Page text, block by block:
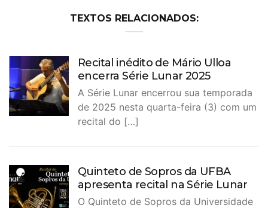
TEXTOS RELACIONADOS:
Recital inédito de Mário Ulloa
encerra Série Lunar 2025
A Série Lunar encerrou sua temporada
de 2025 nesta quarta-feira (3) com um
recital do […]
Quinteto de Sopros da UFBA
apresenta recital na Série Lunar
O Quinteto de Sopros da Universidade